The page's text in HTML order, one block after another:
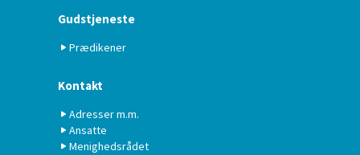
Gudstjeneste
Prædikener
Kontakt
Adresser m.m.
Ansatte
Menighedsrådet